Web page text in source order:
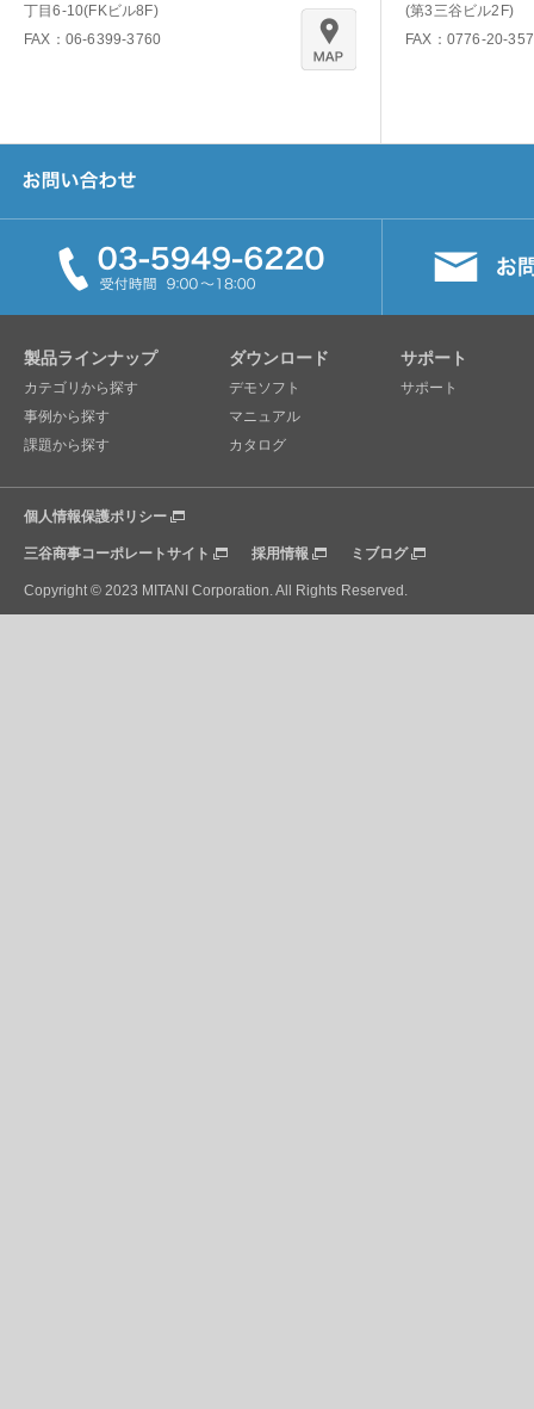
丁目6-10(FKビル8F)
FAX：06-6399-3760
(第3三谷ビル2F)
FAX：0776-20-
製品ラインナップ
カテゴリから探す
事例から探す
課題から探す
ダウンロード
デモソフト
マニュアル
カタログ
サポート
サポート
個人情報保護ポリシー
三谷商事コーポレートサイト 採用情報 ミブログ
Copyright © 2023 MITANI Corporation. All Rights Reserved.